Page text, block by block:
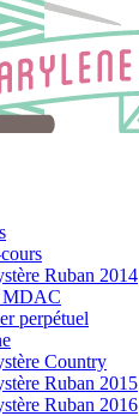
Ruban 2014
MDAC
perpétuel
Country
Ruban 2015
Ruban 2016